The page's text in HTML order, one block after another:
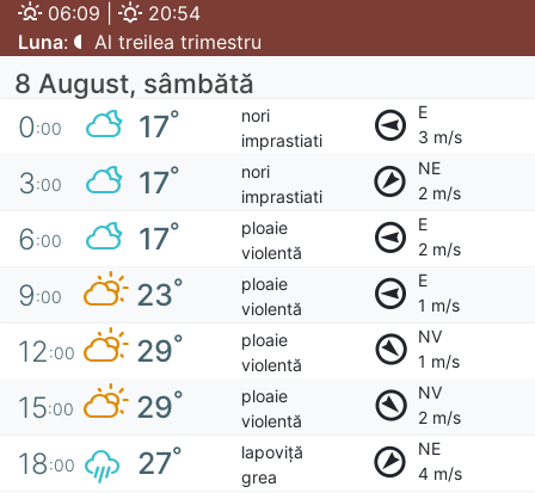
06:09 |
20:54
Luna: Al treilea trimestru
8 August, sâmbătă
0:00 17°
nori
imprastiati
E
3 m/s
3:00 17°
nori
imprastiati
NE
2 m/s
6:00 17°
ploaie
violentă
E
2 m/s
9:00 23°
ploaie
violentă
E
1 m/s
12:00 29°
ploaie
violentă
NV
1 m/s
15:00 29°
ploaie
violentă
NV
2 m/s
18:00 27°
lapoviță
grea
NE
4 m/s